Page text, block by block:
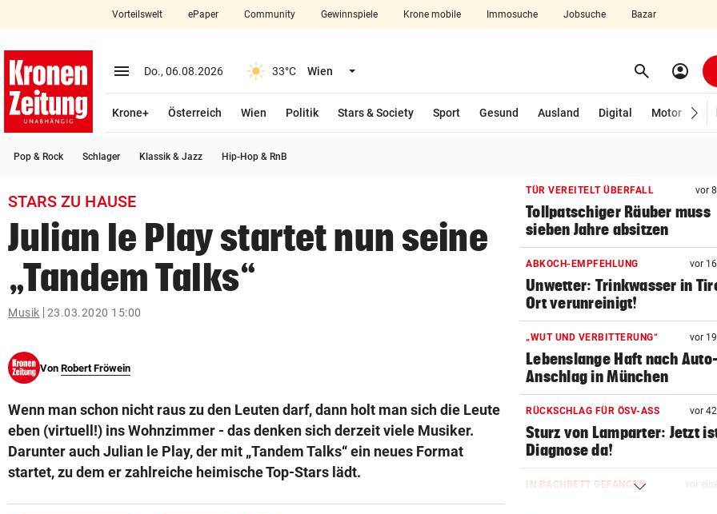
closeSchließen
account_circle Anmelden
arrow_right
search
Suchbegriff
eingeben
© Krone Multimedia GmbH & Co KG 2026
Vorteilswelt ePaper Community Gewinnspiele Krone mobile Immosuche Jobsuche Bazar
menu Menü aufklappen
Do., 06.08.2026 33°C Wien Menü aufklappen search Suchen
account_circle
Krone+ Österreich Wien Politik Stars & Society Sport Gesund Ausland Digital Motor
Pop & Rock Schlager Klassik & Jazz Hip-Hop & RnB
STARS ZU HAUSE
Julian le Play startet nun seine
„Tandem Talks“
Musik 23.03.2020 15:00
Von Robert Fröwein
Wenn man schon nicht raus zu den Leuten darf, dann holt man sich die Leute
eben (virtuell!) ins Wohnzimmer - das denken sich derzeit viele Musiker.
Darunter auch Julian le Play, der mit „Tandem Talks“ ein neues Format
startet, zu dem er zahlreiche heimische Top-Stars lädt.
TÜR VEREITELT ÜBERFALL vor
Tollpatschiger Räuber muss
sieben Jahre absitzen
ABKOCH-EMPFEHLUNG vor
Unwetter: Trinkwasser in
Ort verunreinigt!
„WUT UND VERBITTERUNG“ vor
Lebenslange Haft nach
Anschlag in München
RÜCKSCHLAG FÜR ÖSV-ASS vor
Sturz von Lamparter: Jetzt
Diagnose da!
IN BACHBETT GEFANGEN vor